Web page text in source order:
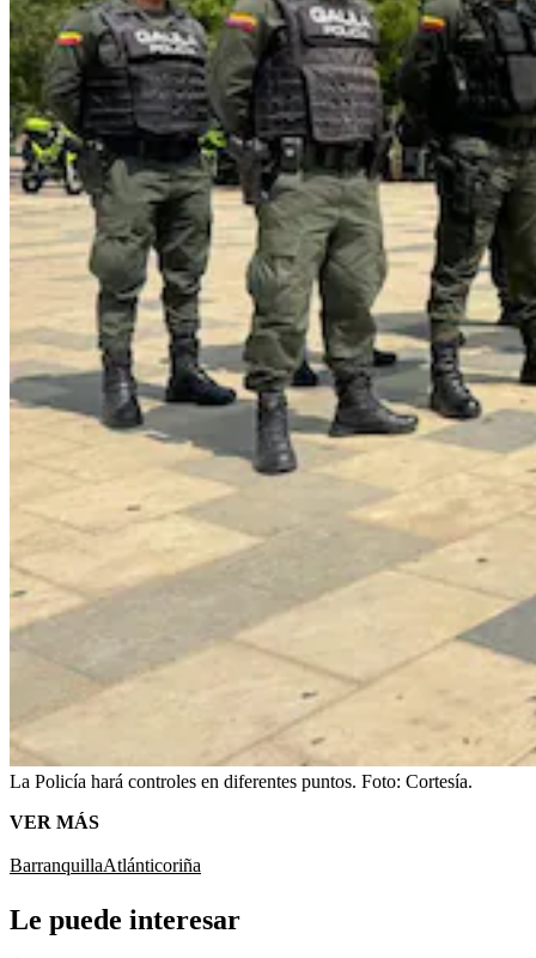
La Policía hará controles en diferentes puntos. Foto: Cortesía.
VER MÁS
BarranquillaAtlánticoriña
Le puede interesar